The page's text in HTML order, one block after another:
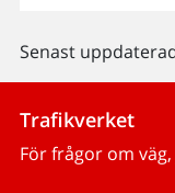
Senast
Trafikverket
För frågor om